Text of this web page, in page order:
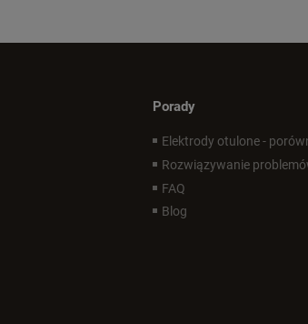
Porady
Elektrody otulone -
Rozwiązywanie
FAQ
Blog